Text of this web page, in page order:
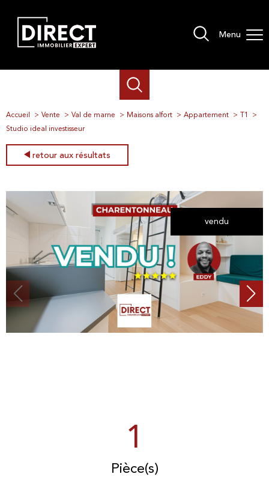
Menu
Accueil Vente Val de marne Maisons alfort Appartement
T1
Studio ideal investisseur
retour aux résultats
vendu
1
Pièce(s)